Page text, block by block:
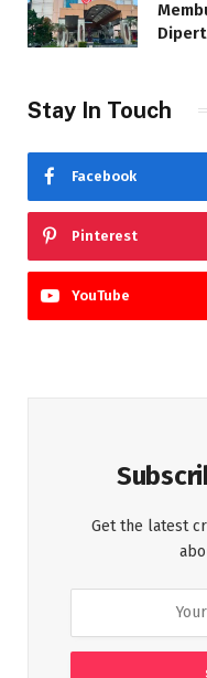
Stay In Touch
Facebook
Pinterest
YouTube
Get the latest